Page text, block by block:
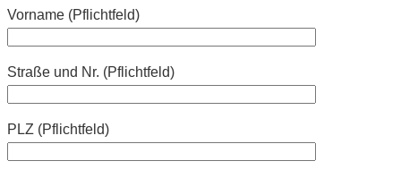
Vorname (Pflichtfeld)
Straße und Nr. (Pflichtfeld)
PLZ (Pflichtfeld)